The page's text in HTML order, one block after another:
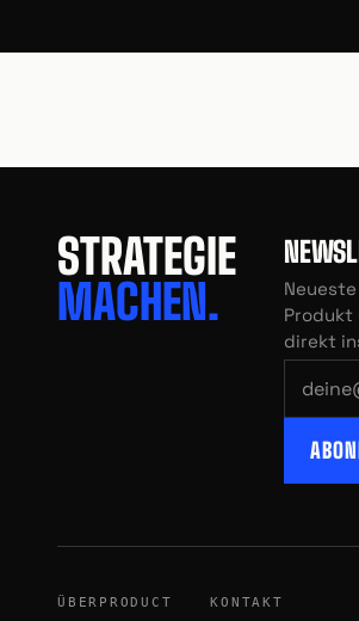
STRATEGIE
MACHEN.
direkt
ÜBERPRODUCT KONTAKT